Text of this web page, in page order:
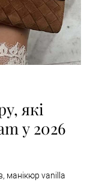
які
у 2026
манікюр vanilla